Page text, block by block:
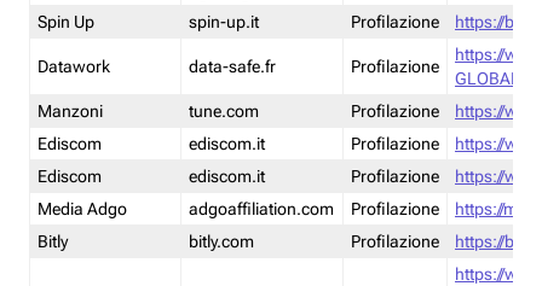
Spin Up
spin-up.it Profilazione https://
Datawork data-safe.fr Profilazione
https://
GLOBAL-
Manzoni
tune.com Profilazione
https://
Ediscom
ediscom.it Profilazione
https://
Ediscom
ediscom.it Profilazione
https://
Media Adgo
adgoaffiliation.com Profilazione
https://
Bitly
bitly.com Profilazione https://
https://